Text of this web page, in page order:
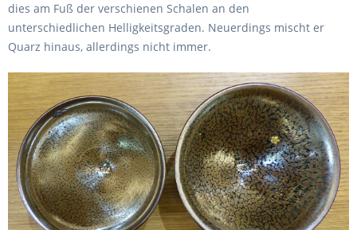
dies am Fuß der verschienen Schalen an den
unterschiedlichen Helligkeitsgraden. Neuerdings mischt er
Quarz hinaus, allerdings nicht immer.